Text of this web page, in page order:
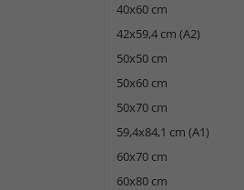
40x60 cm
42x59,4 cm (A2)
50x50 cm
50x60 cm
50x70 cm
59,4x84,1 cm (A1)
60x70 cm
60x80 cm